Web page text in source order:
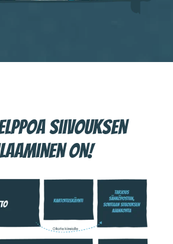
siivouksen
on!